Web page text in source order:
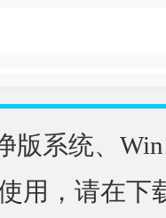
版系统、
用，请在下